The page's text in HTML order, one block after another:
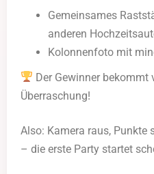
Gemeinsames
anderen
Kolonnenfoto mit
Der Gewinner bekommt
Überraschung!
Also: Kamera raus, Punkte
– die erste Party startet